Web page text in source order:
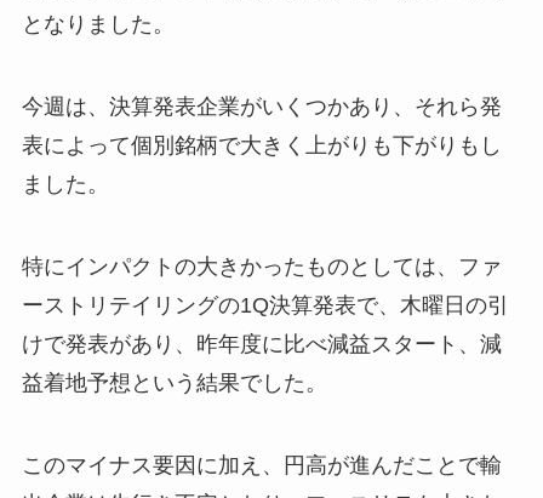
となりました。
今週は、決算発表企業がいくつかあり、それら発
表によって個別銘柄で大きく上がりも下がりもし
ました。
特にインパクトの大きかったものとしては、ファ
ーストリテイリングの1Q決算発表で、木曜日の引
けで発表があり、昨年度に比べ減益スタート、減
益着地予想という結果でした。
このマイナス要因に加え、円高が進んだことで輸